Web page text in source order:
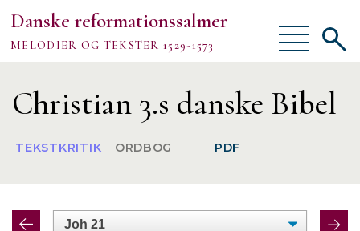
Danske reformationssalmer
MELODIER OG TEKSTER 1529-1573
Vis/skjul
menu
Om
TEKSTER
Vis/
Christian 3.s danske Bibel
TEKSTKRITIK ORDBOG PDF